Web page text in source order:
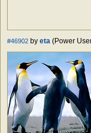
#46902 by eta (Power